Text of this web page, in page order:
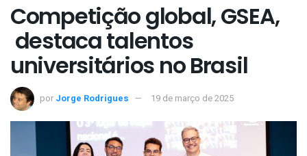
Competição global, GSEA,
destaca talentos
universitários no Brasil
por Jorge Rodrigues 19 de março de 2025